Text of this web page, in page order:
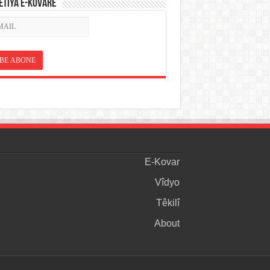
E-KOVARÊ
E-Kovar
Vîdyo
Têkilî
About